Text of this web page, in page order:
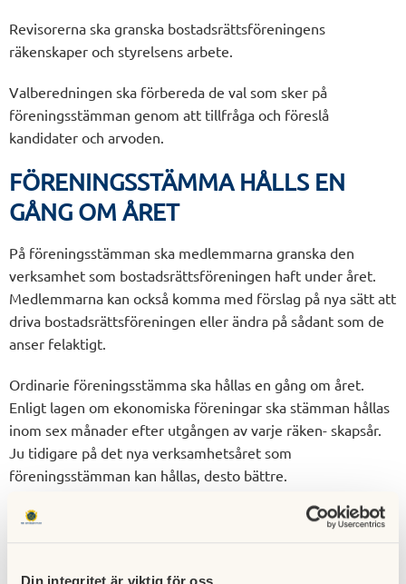
Din integritet är viktig för oss
Revisorerna ska granska bostadsrättsföreningens
räkenskaper och styrelsens arbete.
Valberedningen ska förbereda de val som sker på
föreningsstämman genom att tillfråga och föreslå
kandidater och arvoden.
FÖRENINGSSTÄMMA HÅLLS EN
GÅNG OM ÅRET
På föreningsstämman ska medlemmarna granska den
verksamhet som bostadsrättsföreningen haft under året.
Medlemmarna kan också komma med förslag på nya sätt att
driva bostadsrättsföreningen eller ändra på sådant som de
anser felaktigt.
Ordinarie föreningsstämma ska hållas en gång om året.
Enligt lagen om ekonomiska föreningar ska stämman hållas
inom sex månader efter utgången av varje räken- skapsår.
Ju tidigare på det nya verksamhetsåret som
föreningsstämman kan hållas, desto bättre.
Styrelsen kan sammankalla till extra föreningsstämma.